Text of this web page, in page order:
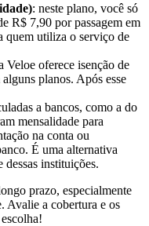
: neste plano, você só
R$ 7,90 por passagem em
quem utiliza o serviço de
Veloe oferece isenção de
planos. Após esse
a bancos, como a do
mensalidade para
na conta ou
É uma alternativa
dessas instituições.
prazo, especialmente
Avalie a cobertura e os